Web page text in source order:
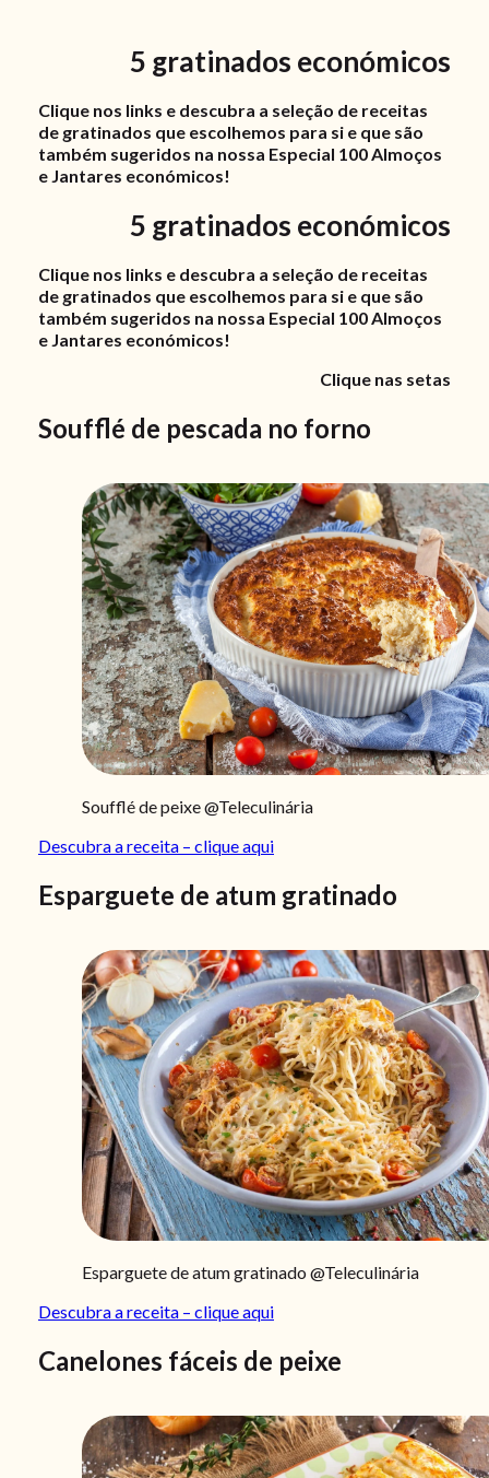
5 gratinados económicos
Clique nos links e descubra a seleção de receitas
de gratinados que escolhemos para si e que são
também sugeridos na nossa Especial 100 Almoços
e Jantares económicos!
5 gratinados económicos
Clique nos links e descubra a seleção de receitas
de gratinados que escolhemos para si e que são
também sugeridos na nossa Especial 100 Almoços
e Jantares económicos!
Clique nas setas
Soufflé de pescada no forno
Soufflé de peixe @Teleculinária
Descubra a receita – clique aqui
Esparguete de atum gratinado
Esparguete de atum gratinado @Teleculinária
Descubra a receita – clique aqui
Canelones fáceis de peixe